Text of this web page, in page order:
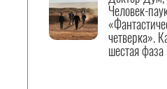
Человек-
четверка».
шестая